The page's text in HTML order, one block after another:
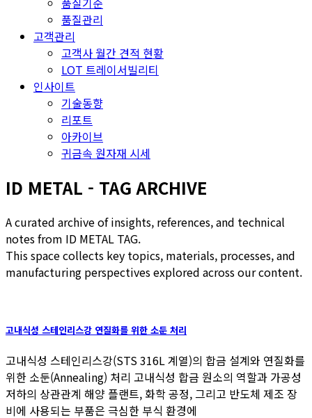
품질관리
고객관리
고객사 월간 견적 현황
LOT 트레이서빌리티
인사이트
기술동향
리포트
아카이브
귀금속 원자재 시세
ID METAL - TAG ARCHIVE
A curated archive of insights, references, and technical
notes from ID METAL TAG.
This space collects key topics, materials, processes, and
manufacturing perspectives explored across our content.
고내식성 스테인리스강 연질화를 위한 소둔 처리
고내식성 스테인리스강(STS 316L 계열)의 합금 설계와 연질화를
위한 소둔(Annealing) 처리 고내식성 합금 원소의 역할과 가공성
저하의 상관관계 해양 플랜트, 화학 공정, 그리고 반도체 제조 장
비에 사용되는 부품은 극심한 부식 환경에